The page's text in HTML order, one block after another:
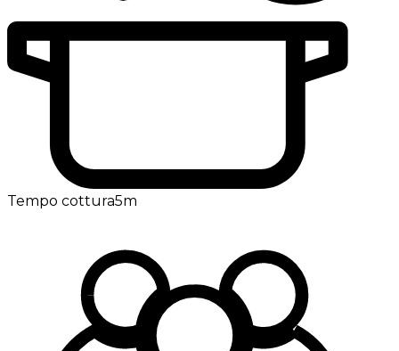
Tempo cottura5m